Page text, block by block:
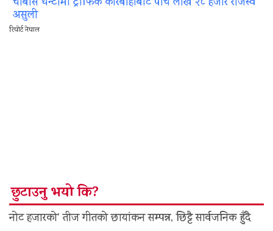
असुली
रिपोर्ट नेपाल
छुटाउनु भयो कि?
नोट हजारको’ तीज गीतको छायांकन सम्पन्न, छिट्टै सार्वजनिक हुँदै